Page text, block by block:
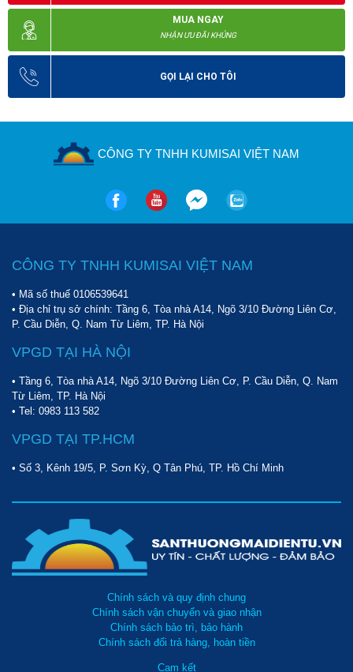
MUA NGAY
NHẬN ƯU ĐÃI KHỦNG
GỌI LẠI CHO TÔI
CÔNG TY TNHH KUMISAI VIỆT NAM
CÔNG TY TNHH KUMISAI VIỆT NAM
• Mã số thuế 0106539641
• Địa chỉ trụ sở chính: Tầng 6, Tòa nhà A14, Ngõ 3/10 Đường Liên Cơ,
P. Cầu Diễn, Q. Nam Từ Liêm, TP. Hà Nội
VPGD TẠI HÀ NỘI
• Tầng 6, Tòa nhà A14, Ngõ 3/10 Đường Liên Cơ, P. Cầu Diễn, Q. Nam
Từ Liêm, TP. Hà Nội
• Tel: 0983 113 582
VPGD TẠI TP.HCM
• Số 3, Kênh 19/5, P. Sơn Kỳ, Q Tân Phú, TP. Hồ Chí Minh
Chính sách và quy định chung
Chính sách vận chuyển và giao nhận
Chính sách bảo trì, bảo hành
Chính sách đổi trả hàng, hoàn tiền
Cam kết